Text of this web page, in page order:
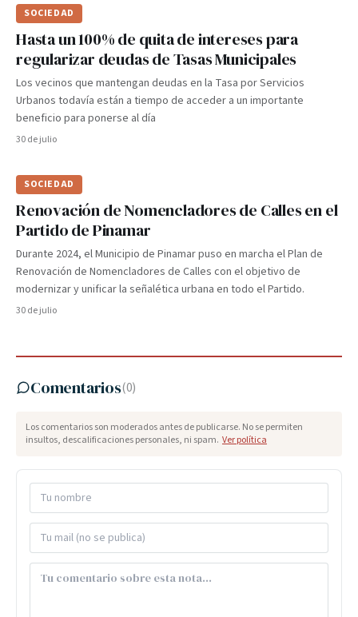
SOCIEDAD
Hasta un 100% de quita de intereses para
regularizar deudas de Tasas Municipales
Los vecinos que mantengan deudas en la Tasa por Servicios
Urbanos todavía están a tiempo de acceder a un importante
beneficio para ponerse al día
30 de julio
SOCIEDAD
Renovación de Nomencladores de Calles en el
Partido de Pinamar
Durante 2024, el Municipio de Pinamar puso en marcha el Plan de
Renovación de Nomencladores de Calles con el objetivo de
modernizar y unificar la señalética urbana en todo el Partido.
30 de julio
Comentarios(0)
Los comentarios son moderados antes de publicarse. No se permiten
insultos, descalificaciones personales, ni spam. Ver política